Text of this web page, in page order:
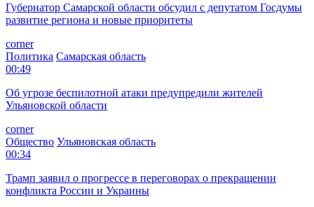
Губернатор Самарской области обсудил с депутатом Госдумы
развитие региона и новые приоритеты
corner
Политика Самарская область
00:49
Об угрозе беспилотной атаки предупредили жителей
Ульяновской области
corner
Общество Ульяновская область
00:34
Трамп заявил о прогрессе в переговорах о прекращении
конфликта России и Украины